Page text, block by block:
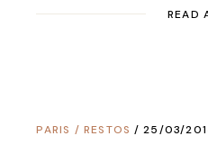
READ
PARIS / RESTOS 25/03/